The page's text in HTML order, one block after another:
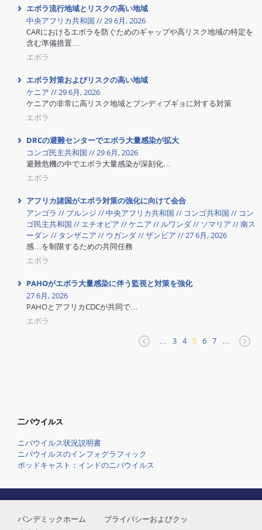
エボラ流行地域とリスクの高い地域
中央アフリカ共和国 // 29 6月, 2026
CARにおけるエボラを防ぐためのギャップや高リスク地域の特定を
含む準備措置…
エボラ
エボラ対策およびリスクの高い地域
ケニア // 29 6月, 2026
ケニアの非常に高リスク地域とブンディブギョに対する対策
エボラ
DRCの避難センターでエボラ大量感染が拡大
コンゴ民主共和国 // 29 6月, 2026
避難危機の中でエボラ大量感染が深刻化…
エボラ
アフリカ諸国がエボラ対策の強化に向けて会合
アンゴラ // ブルンジ // 中央アフリカ共和国 // コンゴ共和国 // コン
ゴ民主共和国 // エチオピア // ケニア // ルワンダ // ソマリア // 南ス
ーダン // タンザニア // ウガンダ // ザンビア // 27 6月, 2026
感…を制限するための共同任務
エボラ
PAHOがエボラ大量感染に伴う監視と対策を強化
27 6月, 2026
PAHOとアフリカCDCが共同で…
エボラ
…
3 4 5 6 7 …
二パウイルス
ニパウイルス状況説明書
ニパウイルスのインフォグラフィック
ポッドキャスト：インドのニパウイルス
パンデミックホーム
プライバシーおよびクッ